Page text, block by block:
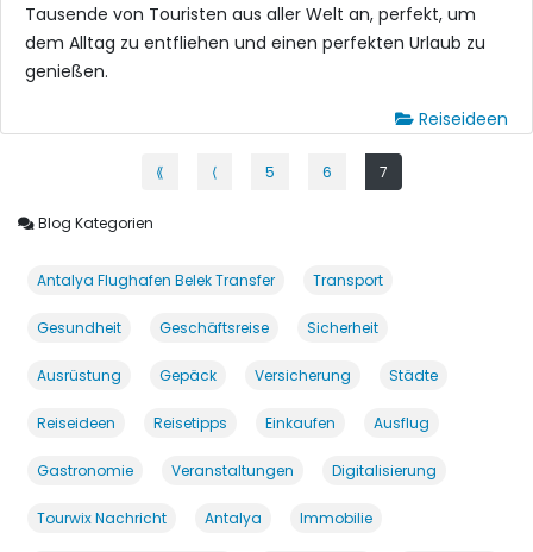
Tausende von Touristen aus aller Welt an, perfekt, um
dem Alltag zu entfliehen und einen perfekten Urlaub zu
genießen.
Reiseideen
⟪ ⟨ 5 6 7
Blog Kategorien
Antalya Flughafen Belek Transfer Transport
Gesundheit Geschäftsreise Sicherheit
Ausrüstung Gepäck Versicherung Städte
Reiseideen Reisetipps Einkaufen Ausflug
Gastronomie Veranstaltungen Digitalisierung
Tourwix Nachricht Antalya Immobilie